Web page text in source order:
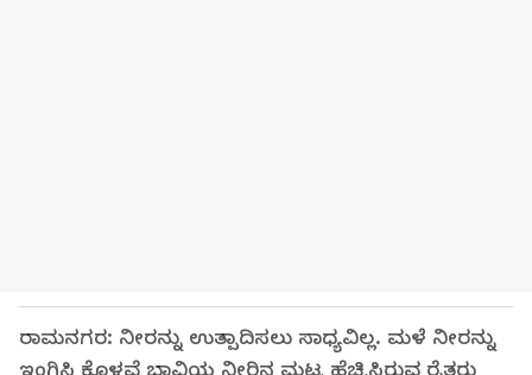
ರಾಮನಗರ: ನೀರನ್ನು ಉತ್ಪಾದಿಸಲು ಸಾಧ್ಯವಿಲ್ಲ. ಮಳೆ ನೀರನ್ನು
ಇಂಗಿಸಿ ಕೊಳವೆ ಬಾವಿಯ ನೀರಿನ ಮಟ್ಟ ಹೆಚ್ಚಿಸಿರುವ ರೈತರು